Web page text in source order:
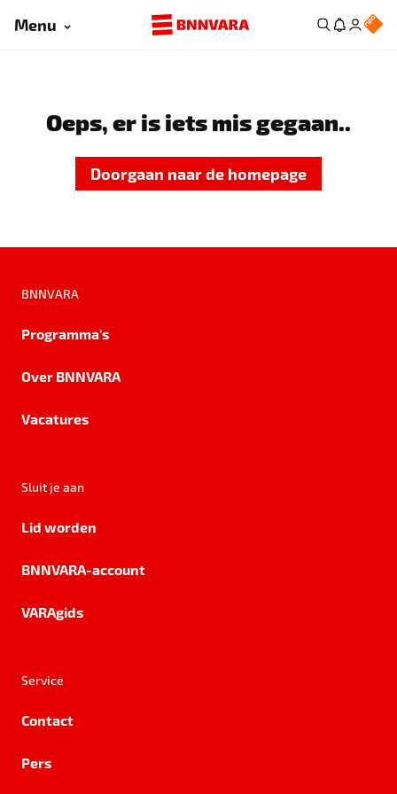
Menu
Oeps, er is iets mis gegaan..
Doorgaan naar de homepage
BNNVARA
Programma's
Over BNNVARA
Vacatures
Sluit je aan
Lid worden
BNNVARA-account
VARAgids
Service
Contact
Pers